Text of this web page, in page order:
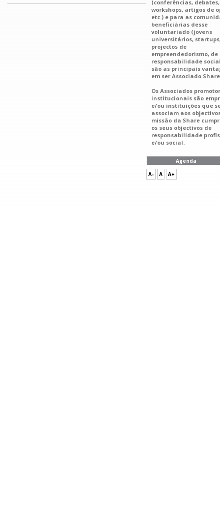
(conferências, debates,
workshops, artigos de
etc.) e para as
beneficiárias desse
voluntariado (jovens
universitários,
projectos de
empreendedorismo, de
responsabilidade
são as principais
em ser Associado
Os Associados
institucionais são
e/ou instituições que
associam aos
missão da Share
os seus objectivos de
responsabilidade
e/ou social.
Agenda
A-
A A+